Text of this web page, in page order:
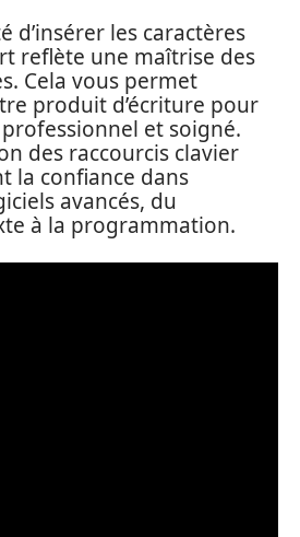
d’insérer les caractères
reflète une maîtrise des
Cela vous permet
produit d’écriture pour
et soigné.
des raccourcis clavier
la confiance dans
avancés, du
à la programmation.